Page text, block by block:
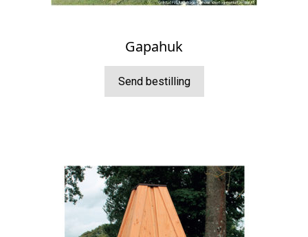
Gapahuk
Send bestilling